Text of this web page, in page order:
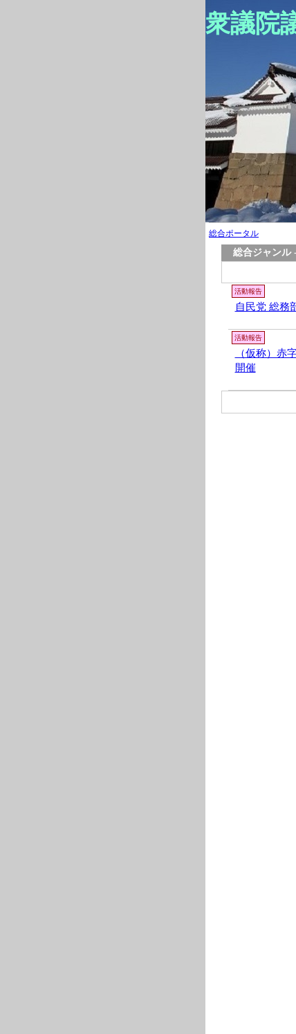
衆議院
総合ポータル
総合ジャンル
活動報告
自民党 総務
活動報告
（仮称）赤
開催